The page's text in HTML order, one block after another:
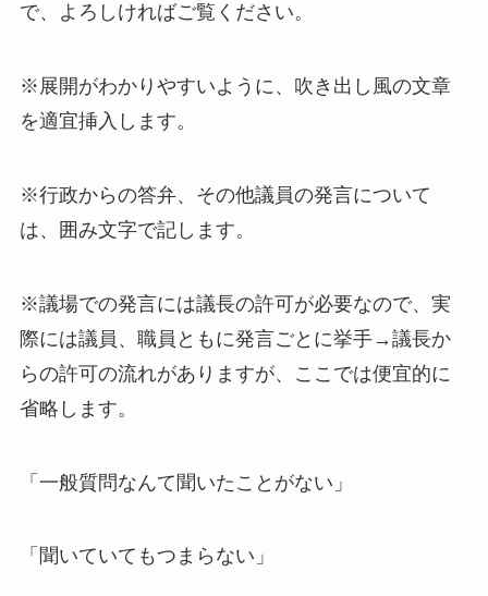
で、よろしければご覧ください。
※展開がわかりやすいように、吹き出し風の文章
を適宜挿入します。
※行政からの答弁、その他議員の発言について
は、囲み文字で記します。
※議場での発言には議長の許可が必要なので、実
際には議員、職員ともに発言ごとに挙手→議長か
らの許可の流れがありますが、ここでは便宜的に
省略します。
「一般質問なんて聞いたことがない」
「聞いていてもつまらない」